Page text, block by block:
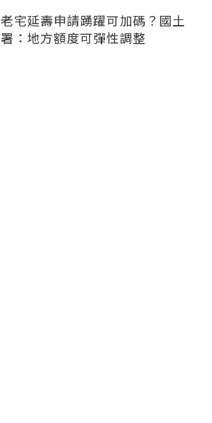
老宅延壽申請踴躍可加碼？國土
署：地方額度可彈性調整